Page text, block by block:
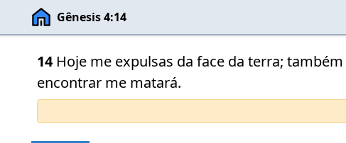
Gênesis 4:14
14 Hoje me expulsas da face da terra;
encontrar me matará.